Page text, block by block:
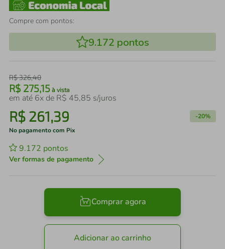
Compre com pontos:
9.172 pontos
R$326,40
R$ 275,15 à vista
em até 6x de R$ 45,85 s/juros
R$ 261,39 -20%
No pagamento com Pix
9.172 pontos
Ver formas de pagamento
Comprar agora
Adicionar ao carrinho